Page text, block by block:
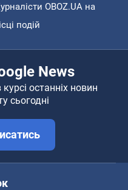
OBOZ.UA на
подій
News
останніх новин
сьогодні